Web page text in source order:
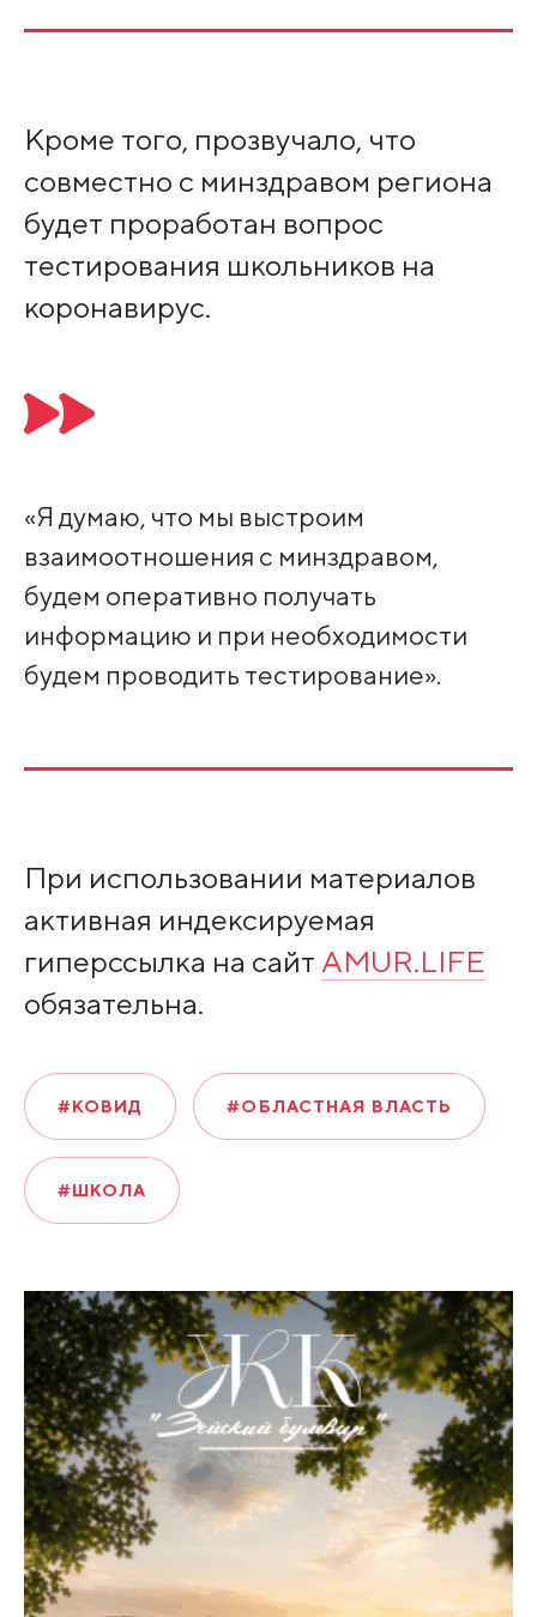
Кроме того, прозвучало, что
совместно с минздравом региона
будет проработан вопрос
тестирования школьников на
коронавирус.
«Я думаю, что мы выстроим
взаимоотношения с минздравом,
будем оперативно получать
информацию и при необходимости
будем проводить тестирование».
При использовании материалов
активная индексируемая
гиперссылка на сайт AMUR.LIFE
обязательна.
#КОВИД #ОБЛАСТНАЯ ВЛАСТЬ
#ШКОЛА